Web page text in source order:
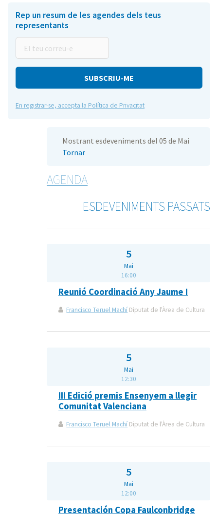
Rep un resum de les agendes dels teus
representants
teu
correu-
En registrar-se, accepta la Política de Privacitat
Mostrant esdeveniments del 05 de Mai
Tornar
AGENDA
ESDEVENIMENTS PASSATS
5
Mai
16:00
Reunió Coordinació Any Jaume I
Francisco Teruel Machí Diputat de l'Àrea de Cultura
5
Mai
12:30
III Edició premis Ensenyem a llegir
Comunitat Valenciana
Francisco Teruel Machí Diputat de l'Àrea de Cultura
5
Mai
12:00
Presentación Copa Faulconbridge